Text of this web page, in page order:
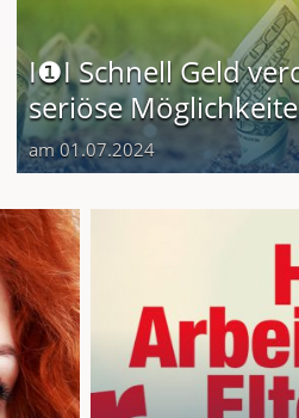
I❶I Schnell Geld
seriöse
am 01.07.2024